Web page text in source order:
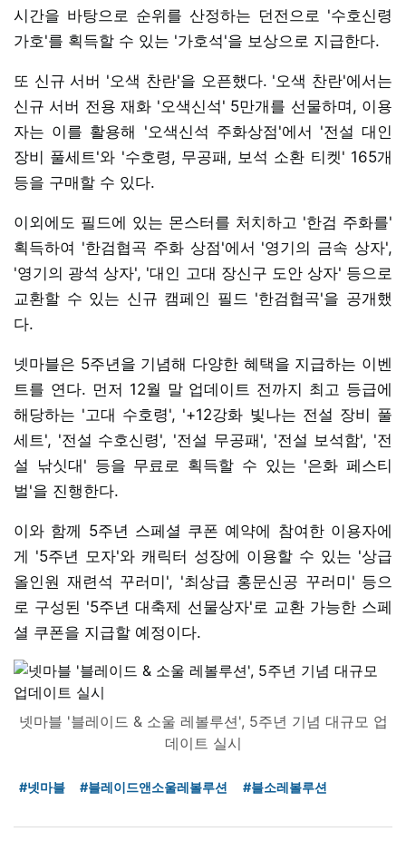
시간을 바탕으로 순위를 산정하는 던전으로 '수호신령
가호'를 획득할 수 있는 '가호석'을 보상으로 지급한다.
또 신규 서버 '오색 찬란'을 오픈했다. '오색 찬란'에서는
신규 서버 전용 재화 '오색신석' 5만개를 선물하며, 이용
자는 이를 활용해 '오색신석 주화상점'에서 '전설 대인
장비 풀세트'와 '수호령, 무공패, 보석 소환 티켓' 165개
등을 구매할 수 있다.
이외에도 필드에 있는 몬스터를 처치하고 '한검 주화를'
획득하여 '한검협곡 주화 상점'에서 '영기의 금속 상자',
'영기의 광석 상자', '대인 고대 장신구 도안 상자' 등으로
교환할 수 있는 신규 캠페인 필드 '한검협곡'을 공개했
다.
넷마블은 5주년을 기념해 다양한 혜택을 지급하는 이벤
트를 연다. 먼저 12월 말 업데이트 전까지 최고 등급에
해당하는 '고대 수호령', '+12강화 빛나는 전설 장비 풀
세트', '전설 수호신령', '전설 무공패', '전설 보석함', '전
설 낚싯대' 등을 무료로 획득할 수 있는 '은화 페스티
벌'을 진행한다.
이와 함께 5주년 스페셜 쿠폰 예약에 참여한 이용자에
게 '5주년 모자'와 캐릭터 성장에 이용할 수 있는 '상급
올인원 재련석 꾸러미', '최상급 홍문신공 꾸러미' 등으
로 구성된 '5주년 대축제 선물상자'로 교환 가능한 스페
셜 쿠폰을 지급할 예정이다.
넷마블 '블레이드 & 소울 레볼루션', 5주년 기념 대규모 업
데이트 실시
#넷마블 #블레이드앤소울레볼루션 #블소레볼루션